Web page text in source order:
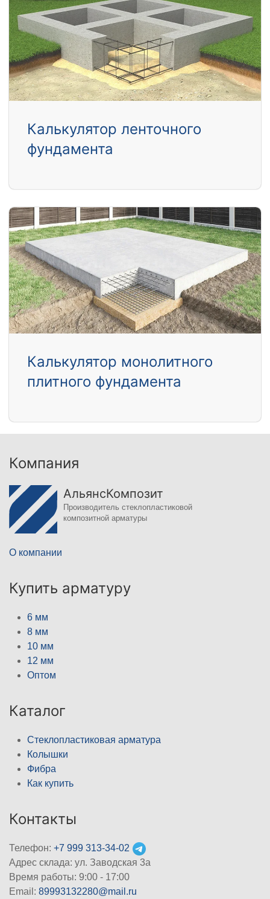
Калькулятор ленточного
фундамента
Калькулятор монолитного
плитного фундамента
Компания
АльянсКомпозит
Производитель стеклопластиковой
композитной арматуры
О компании
Купить арматуру
6 мм
8 мм
10 мм
12 мм
Оптом
Каталог
Стеклопластиковая арматура
Колышки
Фибра
Как купить
Контакты
Телефон: +7 999 313-34-02
Адрес склада: ул. Заводская 3а
Время работы: 9:00 - 17:00
Email: 89993132280@mail.ru